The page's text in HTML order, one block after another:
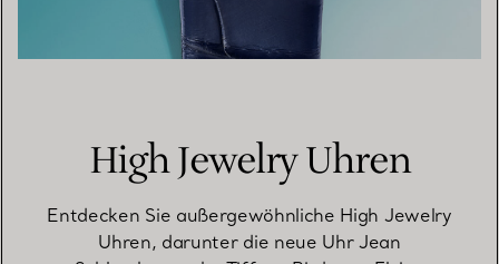
High Jewelry Uhren
Entdecken Sie außergewöhnliche High Jewelry
Uhren, darunter die neue Uhr Jean